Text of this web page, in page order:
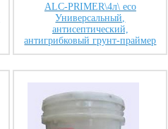
ALC-PRIMER\4л\ eco
Универсальный,
антисептический,
антигрибковый грунт-праймер